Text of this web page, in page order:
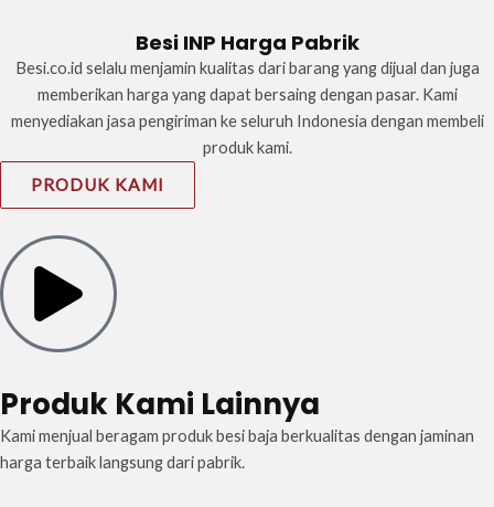
Besi INP Harga Pabrik
Besi.co.id selalu menjamin kualitas dari barang yang dijual dan juga
memberikan harga yang dapat bersaing dengan pasar. Kami
menyediakan jasa pengiriman ke seluruh Indonesia dengan membeli
produk kami.
PRODUK KAMI
Produk Kami Lainnya
Kami menjual beragam produk besi baja berkualitas dengan jaminan
harga terbaik langsung dari pabrik.